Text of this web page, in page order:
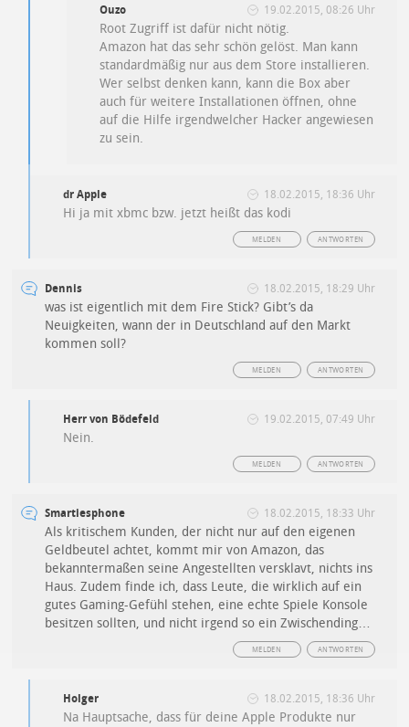
Ouzo 19.02.2015, 08:26 Uhr
Root Zugriff ist dafür nicht nötig.
Amazon hat das sehr schön gelöst. Man kann
standardmäßig nur aus dem Store installieren.
Wer selbst denken kann, kann die Box aber
auch für weitere Installationen öffnen, ohne
auf die Hilfe irgendwelcher Hacker angewiesen
zu sein.
dr Apple 18.02.2015, 18:36 Uhr
Hi ja mit xbmc bzw. jetzt heißt das kodi
ANTWORTEN
MELDEN
Dennis 18.02.2015, 18:29 Uhr
was ist eigentlich mit dem Fire Stick? Gibt’s da
Neuigkeiten, wann der in Deutschland auf den Markt
kommen soll?
ANTWORTEN
MELDEN
Herr von Bödefeld 19.02.2015, 07:49 Uhr
Nein.
ANTWORTEN
MELDEN
Smartiesphone 18.02.2015, 18:33 Uhr
Als kritischem Kunden, der nicht nur auf den eigenen
Geldbeutel achtet, kommt mir von Amazon, das
bekanntermaßen seine Angestellten versklavt, nichts ins
Haus. Zudem finde ich, dass Leute, die wirklich auf ein
gutes Gaming-Gefühl stehen, eine echte Spiele Konsole
besitzen sollten, und nicht irgend so ein Zwischending…
ANTWORTEN
MELDEN
Holger 18.02.2015, 18:36 Uhr
Na Hauptsache, dass für deine Apple Produkte nur